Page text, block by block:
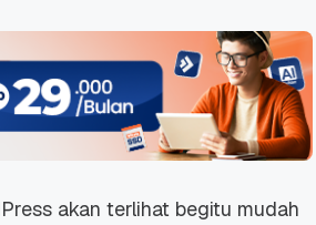
akan terlihat begitu mudah